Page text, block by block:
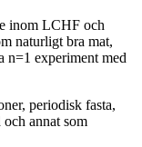
inom LCHF och
naturligt bra mat,
n=1 experiment med
periodisk fasta,
annat som